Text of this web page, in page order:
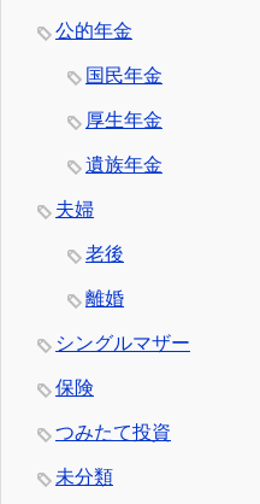
公的年金
国民年金
厚生年金
遺族年金
夫婦
老後
離婚
シングルマザー
保険
つみたて投資
未分類